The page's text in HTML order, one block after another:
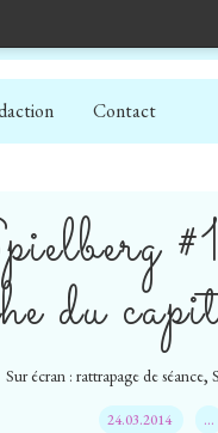
Contact
du
Sur écran : rattrapage de séance,
24.03.2014 …